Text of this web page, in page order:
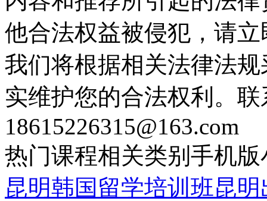
他合法权益被侵犯，请
我们将根据相关法律法
实维护您的合法权利。
18615226315@163.com
热门课程相关类别 手机版
昆明韩国留学培训班昆